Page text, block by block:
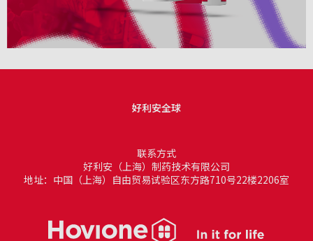
好利安全球
联系方式
好利安（上海）制药技术有限公司
地址：中国（上海）自由贸易试验区东方路710号22楼2206室